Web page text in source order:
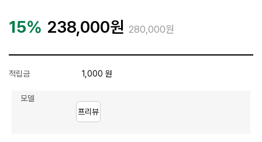
15% 238,000원 280,000원
적립금 1,000 원
모델
프리뷰